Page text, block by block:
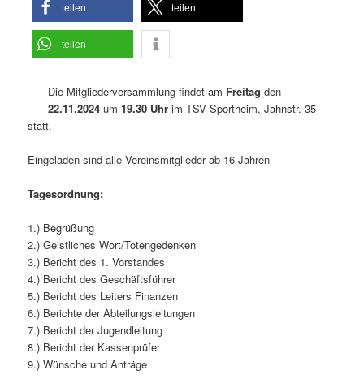
teilen teilen
teilen
Die Mitgliederversammlung findet am Freitag den
22.11.2024 um19.30 Uhr im TSV Sportheim, Jahnstr. 35
statt.
Eingeladen sind alle Vereinsmitglieder ab 16 Jahren
Tagesordnung:
1.) Begrüßung
2.) Geistliches Wort/Totengedenken
3.) Bericht des 1. Vorstandes
4.) Bericht des Geschäftsführer
5.) Bericht des Leiters Finanzen
6.) Berichte der Abteilungsleitungen
7.) Bericht der Jugendleitung
8.) Bericht der Kassenprüfer
9.) Wünsche und Anträge